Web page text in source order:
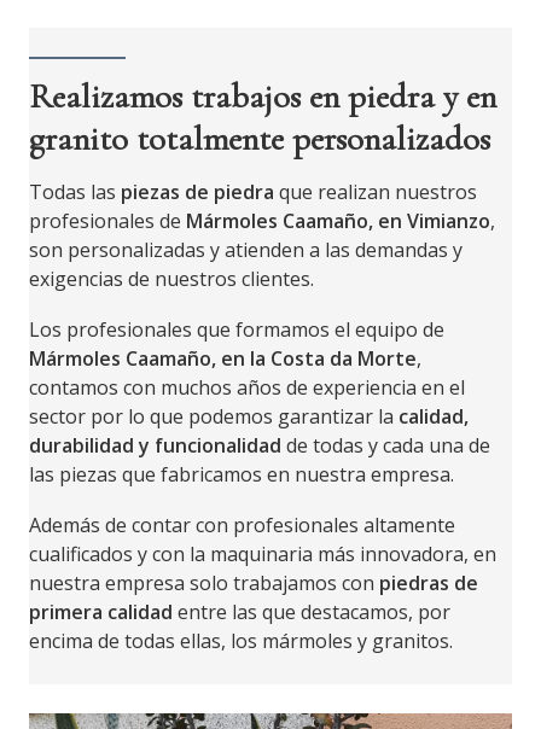
Realizamos trabajos en piedra y en
granito totalmente personalizados
Todas las piezas de piedra que realizan nuestros
profesionales de Mármoles Caamaño, en Vimianzo,
son personalizadas y atienden a las demandas y
exigencias de nuestros clientes.
Los profesionales que formamos el equipo de
Mármoles Caamaño, en la Costa da Morte,
contamos con muchos años de experiencia en el
sector por lo que podemos garantizar la calidad,
durabilidad y funcionalidad de todas y cada una de
las piezas que fabricamos en nuestra empresa.
Además de contar con profesionales altamente
cualificados y con la maquinaria más innovadora, en
nuestra empresa solo trabajamos con piedras de
primera calidad entre las que destacamos, por
encima de todas ellas, los mármoles y granitos.